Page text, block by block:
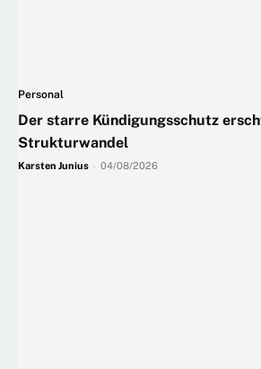
Personal
Der starre Kündigungsschutz
Strukturwandel
Karsten Junius 04/08/2026